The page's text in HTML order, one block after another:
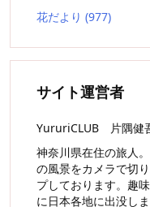
花だより (977)
サイト運営者
YururiCLUB 片隅健
神奈川県在住の旅人
の風景をカメラで切
プしております。趣
に日本各地に出没しま